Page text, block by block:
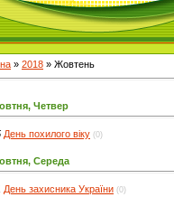
» 2018 » Жовтень
Четвер
День похилого віку (0)
Середа
День захисника України (0)